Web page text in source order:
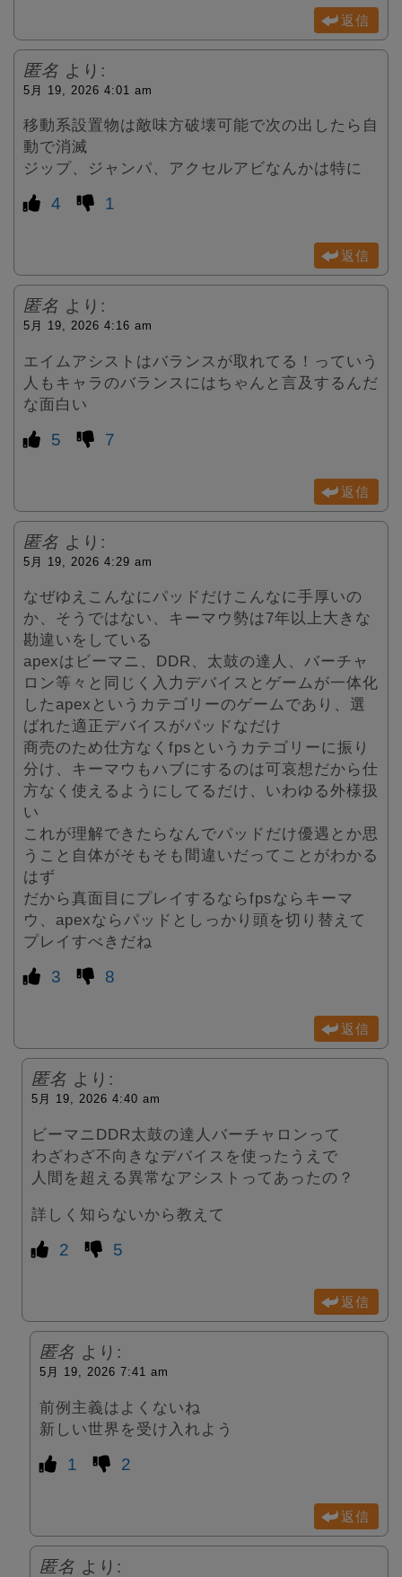
返信
匿名 より:
5月 19, 2026 4:01 am
移動系設置物は敵味方破壊可能で次の出したら自
動で消滅
ジップ、ジャンパ、アクセルアビなんかは特に
4 1
返信
匿名 より:
5月 19, 2026 4:16 am
エイムアシストはバランスが取れてる！っていう
人もキャラのバランスにはちゃんと言及するんだ
な面白い
5 7
返信
匿名 より:
5月 19, 2026 4:29 am
なぜゆえこんなにパッドだけこんなに手厚いの
か、そうではない、キーマウ勢は7年以上大きな
勘違いをしている
apexはビーマニ、DDR、太鼓の達人、バーチャ
ロン等々と同じく入力デバイスとゲームが一体化
したapexというカテゴリーのゲームであり、選
ばれた適正デバイスがパッドなだけ
商売のため仕方なくfpsというカテゴリーに振り
分け、キーマウもハブにするのは可哀想だから仕
方なく使えるようにしてるだけ、いわゆる外様扱
い
これが理解できたらなんでパッドだけ優遇とか思
うこと自体がそもそも間違いだってことがわかる
はず
だから真面目にプレイするならfpsならキーマ
ウ、apexならパッドとしっかり頭を切り替えて
プレイすべきだね
3 8
返信
匿名 より:
5月 19, 2026 4:40 am
ビーマニDDR太鼓の達人バーチャロンって
わざわざ不向きなデバイスを使ったうえで
人間を超える異常なアシストってあったの？
詳しく知らないから教えて
2 5
返信
匿名 より:
5月 19, 2026 7:41 am
前例主義はよくないね
新しい世界を受け入れよう
1 2
返信
匿名 より: